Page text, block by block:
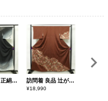
訪問着 良品 正絹 木の葉・植物柄 袷仕立て 身丈156cm 裄丈64.5cm 金彩 卒業式 フォーマル 黒 訪問着 良品 辻が花 絞り 正絹 花柄 袷仕立て 身丈162cm 裄丈64.5cm フォーマル 着物 茶
¥18,990